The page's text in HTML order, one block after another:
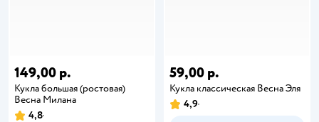
149,00 р.
Кукла большая (ростовая)
Весна Милана
4,8
59,00 р.
Кукла классическая Весна Эля
4,9